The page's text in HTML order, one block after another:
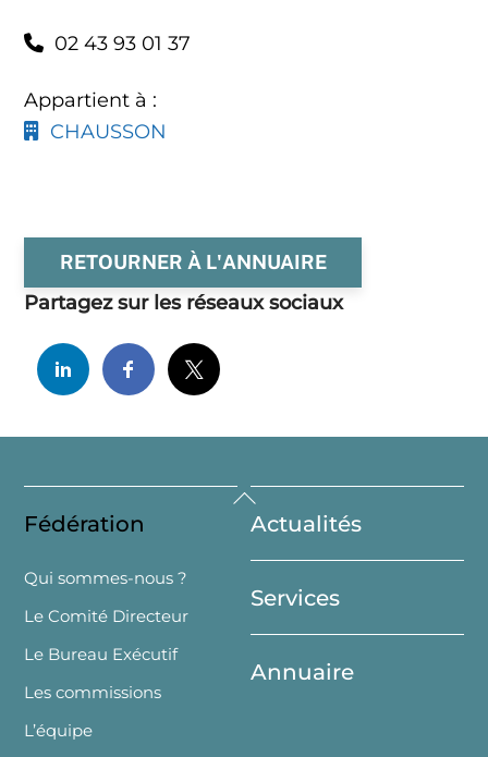
02 43 93 01 37
Appartient à :
CHAUSSON
RETOURNER À L'ANNUAIRE
Partagez sur les réseaux sociaux
Back
To
Top
Fédération
Qui sommes-nous ?
Le Comité Directeur
Le Bureau Exécutif
Les commissions
L’équipe
Actualités
Services
Annuaire